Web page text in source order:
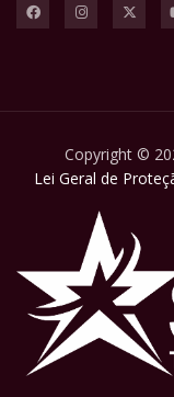
Copyright ©
Lei Geral de